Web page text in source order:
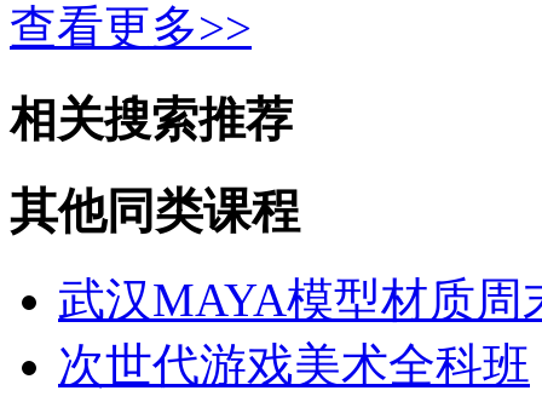
查看更多>>
相关搜索推荐
其他同类课程
武汉MAYA模型材质周
次世代游戏美术全科班